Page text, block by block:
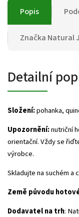
Popis
Značka Natural
Detailní
Složení:pohanka,
Upozornění:nutriční
orientační. Vždy se
výrobce.
Skladujte na suchém a
Země původu
Dodavatel na trh: